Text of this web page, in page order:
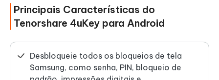
Principais Características do
Tenorshare 4uKey para Android
Desbloqueie todos os bloqueios de tela
Samsung, como senha, PIN, bloqueio de